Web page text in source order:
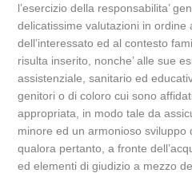
l’esercizio della responsabilita’
delicatissime valutazioni in ordine
dell’interessato ed al contesto
risulta inserito, nonche’ alle sue
assistenziale, sanitario ed
genitori o di coloro cui sono
appropriata, in modo tale da
minore ed un armonioso sviluppo
qualora pertanto, a fronte
ed elementi di giudizio a mezzo